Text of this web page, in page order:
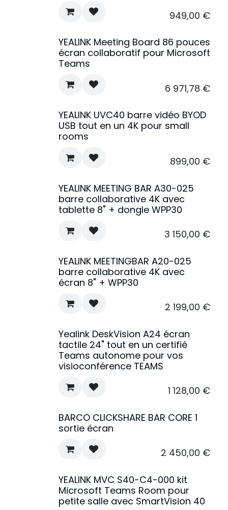
949,00 €
YEALINK Meeting Board 86 pouces
écran collaboratif pour Microsoft
Teams
6 971,78 €
YEALINK UVC40 barre vidéo BYOD
USB tout en un 4K pour small
rooms
899,00 €
YEALINK MEETING BAR A30-025
barre collaborative 4K avec
tablette 8" + dongle WPP30
3 150,00 €
YEALINK MEETINGBAR A20-025
barre collaborative 4K avec
écran 8" + WPP30
2 199,00 €
Yealink DeskVision A24 écran
tactile 24" tout en un certifié
Teams autonome pour vos
visioconférence TEAMS
1 128,00 €
BARCO CLICKSHARE BAR CORE 1
sortie écran
2 450,00 €
YEALINK MVC S40-C4-000 kit
Microsoft Teams Room pour
petite salle avec SmartVision 40